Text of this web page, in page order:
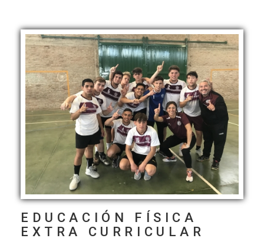
EDUCACIÓN FÍSICA
EXTRA CURRICULAR